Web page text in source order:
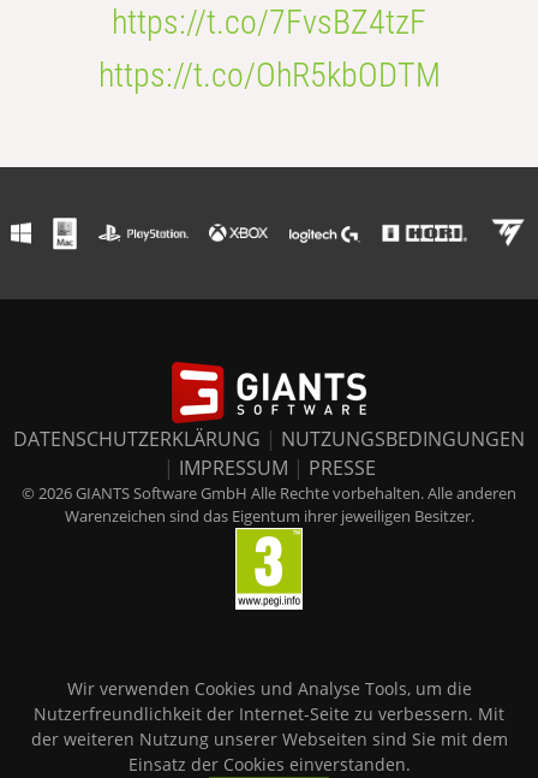
https://t.co/7FvsBZ4tzF
https://t.co/OhR5kbODTM
DATENSCHUTZERKLÄRUNG | NUTZUNGSBEDINGUNGEN
| IMPRESSUM | PRESSE
© 2026 GIANTS Software GmbH Alle Rechte vorbehalten. Alle anderen
Warenzeichen sind das Eigentum ihrer jeweiligen Besitzer.
Wir verwenden Cookies und Analyse Tools, um die
Nutzerfreundlichkeit der Internet-Seite zu verbessern. Mit
der weiteren Nutzung unserer Webseiten sind Sie mit dem
Einsatz der Cookies einverstanden.